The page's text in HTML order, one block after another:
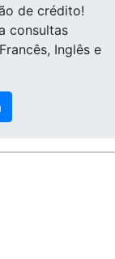
de crédito!
consultas
Inglês e